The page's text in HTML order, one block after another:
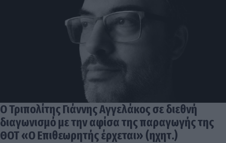
Ο Τριπολίτης Γιάννης Αγγελάκος σε διεθνή
διαγωνισμό με την αφίσα της παραγωγής της
ΘΟΤ «Ο Επιθεωρητής έρχεται» (ηχητ.)